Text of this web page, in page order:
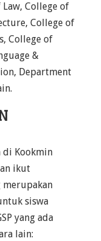
College of
College of
College of
&
Department
di Kookmin
ikut
merupakan
siswa
yang ada
lain: